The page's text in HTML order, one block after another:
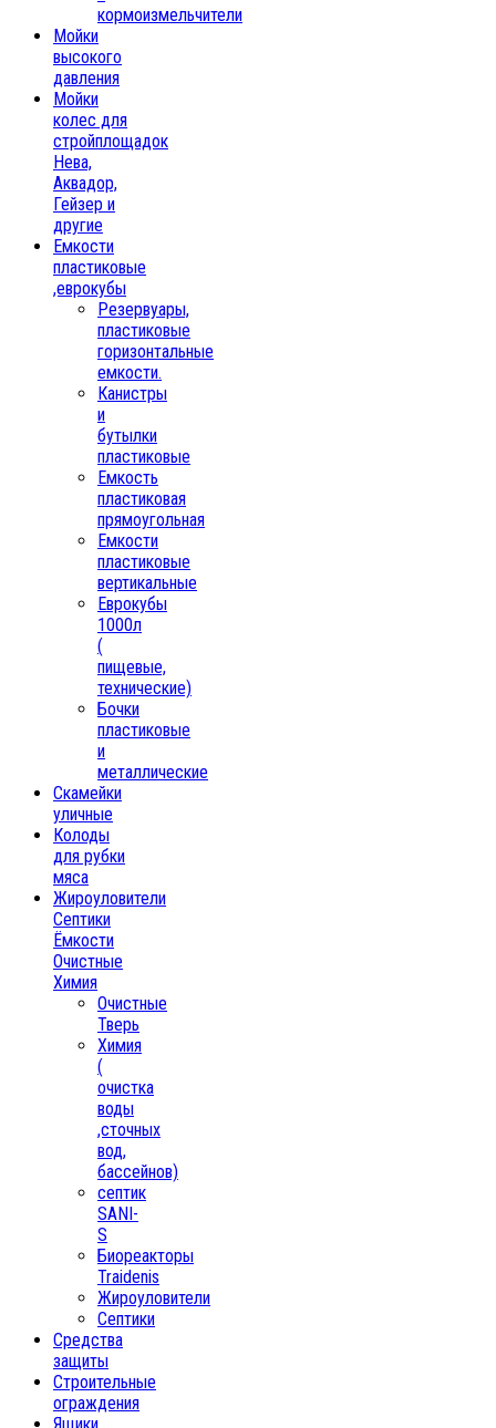
кормоизмельчители
Мойки
высокого
давления
Мойки
колес для
стройплощадок
Нева,
Аквадор,
Гейзер и
другие
Емкости
пластиковые
,еврокубы
Резервуары,
пластиковые
горизонтальные
емкости.
Канистры
и
бутылки
пластиковые
Емкость
пластиковая
прямоугольная
Емкости
пластиковые
вертикальные
Еврокубы
1000л
(
пищевые,
технические)
Бочки
пластиковые
и
металлические
Скамейки
уличные
Колоды
для рубки
мяса
Жироуловители
Септики
Ёмкости
Очистные
Химия
Очистные
Тверь
Химия
(
очистка
воды
,сточных
вод,
бассейнов)
септик
SANI-
S
Биореакторы
Traidenis
Жироуловители
Септики
Средства
защиты
Строительные
ограждения